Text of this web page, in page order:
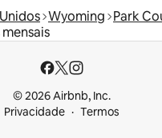
Wyoming Park
© 2026 Airbnb, Inc.
Privacidade
Termos